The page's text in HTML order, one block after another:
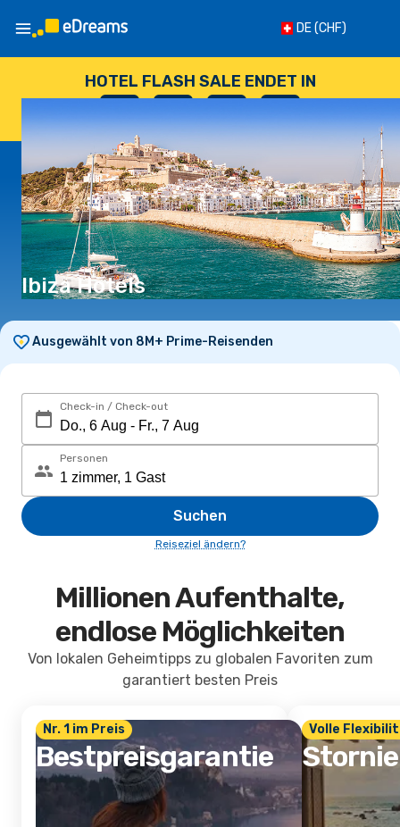
DE(CHF)
HOTEL FLASH SALE ENDET IN
Ibiza Hotels
Ausgewählt von 8M+ Prime-Reisenden
Check-in / Check-out
Personen
Suchen
Reiseziel ändern?
Millionen Aufenthalte,
endlose Möglichkeiten
Von lokalen Geheimtipps zu globalen Favoriten zum
garantiert besten Preis
Nr. 1 im Preis
Bestpreisgarantie
Volle